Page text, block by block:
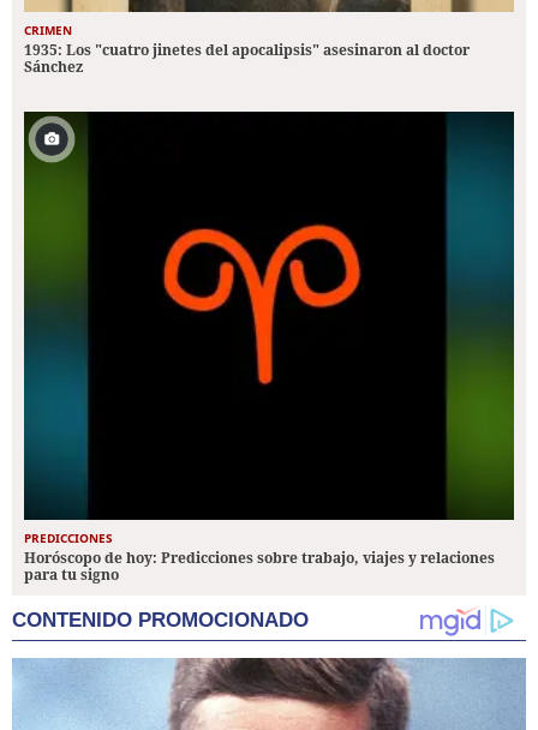
CRIMEN
1935: Los "cuatro jinetes del apocalipsis" asesinaron al doctor
Sánchez
PREDICCIONES
Horóscopo de hoy: Predicciones sobre trabajo, viajes y relaciones
para tu signo
CONTENIDO PROMOCIONADO